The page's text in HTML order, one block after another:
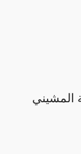
المشيني